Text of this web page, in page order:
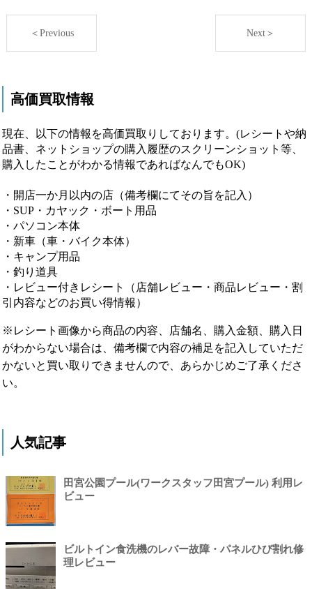
＜Previous Next＞
高価買取情報
現在、以下の情報を高価買取りしております。(レシートや納
品書、ネットショップの購入履歴のスクリーンショット等、
購入したことがわかる情報であればなんでもOK)
・開店一か月以内の店（備考欄にてその旨を記入）
・SUP・カヤック・ボート用品
・パソコン本体
・新車（車・バイク本体）
・キャンプ用品
・釣り道具
・レビュー付きレシート（店舗レビュー・商品レビュー・割
引内容などのお買い得情報）
※レシート画像から商品の内容、店舗名、購入金額、購入日
がわからない場合は、備考欄で内容の補足を記入していただ
かないと買い取りできませんので、あらかじめご了承くださ
い。
人気記事
田宮公園プール(ワークスタッフ田宮プール) 利用レ
ビュー
ビルトイン食洗機のレバー故障・パネルひび割れ修
理レビュー